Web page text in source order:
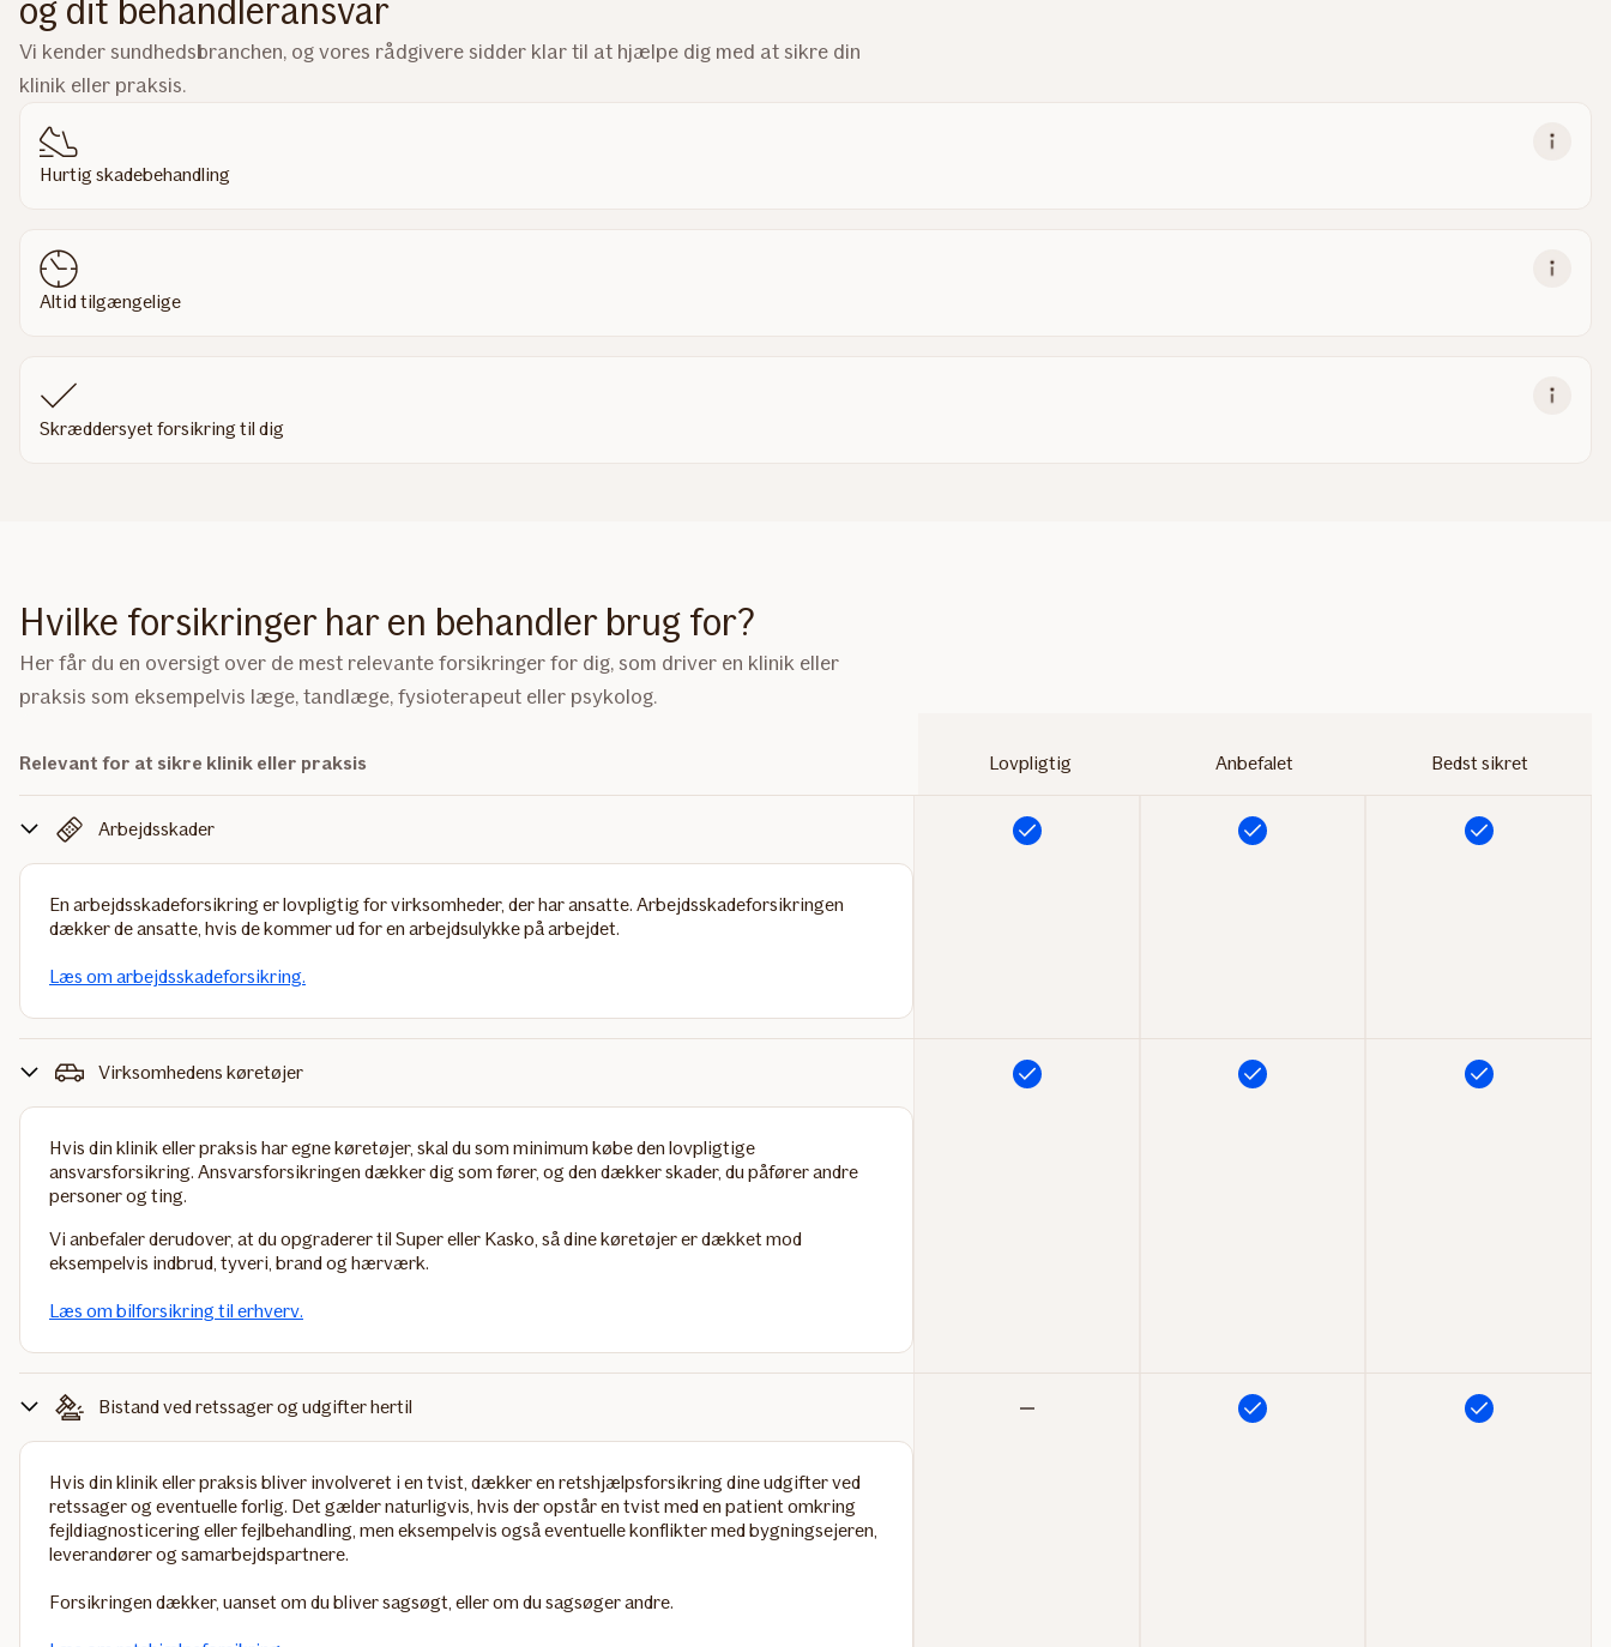
og dit behandleransvar
Vi kender sundhedsbranchen, og vores rådgivere sidder klar til at hjælpe dig med at sikre din
klinik eller praksis.
Hurtig skadebehandling
Altid tilgængelige
Skræddersyet forsikring til dig
Hvilke forsikringer har en behandler brug for?
Her får du en oversigt over de mest relevante forsikringer for dig, som driver en klinik eller
praksis som eksempelvis læge, tandlæge, fysioterapeut eller psykolog.
Relevant for at sikre klinik eller praksis Lovpligtig Anbefalet Bedst sikret
Arbejdsskader
En arbejdsskadeforsikringer lovpligtig for virksomheder, der har ansatte. Arbejdsskadeforsikringen
dækker de ansatte, hvis de kommer ud for en arbejdsulykke på arbejdet.
Læs om arbejdsskadeforsikring.
Inkluderet Inkluderet Inkluderet
Virksomhedens køretøjer
Hvis din klinik eller praksis har egne køretøjer, skal du som minimum købe den lovpligtige
ansvarsforsikring. Ansvarsforsikringen dækker dig som fører, og den dækker skader, du påfører andre
personer og ting.
Vi anbefaler derudover, at du opgraderer til Supereller Kasko, så dine køretøjer er dækket mod
eksempelvis indbrud, tyveri, brand og hærværk.
Læs om bilforsikring til erhverv.
Inkluderet Inkluderet Inkluderet
Bistand ved retssager og udgifter hertil
Hvis din klinik eller praksis bliver involveret i en tvist, dækker en retshjælpsforsikringdine udgifter ved
retssager og eventuelle forlig. Det gælder naturligvis, hvis der opstår en tvist med en patient omkring
fejldiagnosticering eller fejlbehandling, men eksempelvis også eventuelle konflikter med bygningsejeren,
leverandører og samarbejdspartnere.
Forsikringen dækker, uanset om du bliver sagsøgt, eller om du sagsøger andre.
Inkluderet Inkluderet